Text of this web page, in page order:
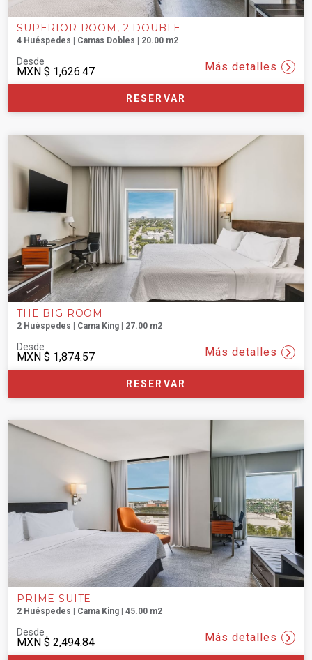
SUPERIOR ROOM, 2 DOUBLE
4 Huéspedes | Camas Dobles | 20.00 m2
Desde
MXN $ 1,626.47 Más detalles
RESERVAR
THE BIG ROOM
2 Huéspedes | Cama King | 27.00 m2
Desde
MXN $ 1,874.57 Más detalles
RESERVAR
PRIME SUITE
2 Huéspedes | Cama King | 45.00 m2
Desde
MXN $ 2,494.84 Más detalles